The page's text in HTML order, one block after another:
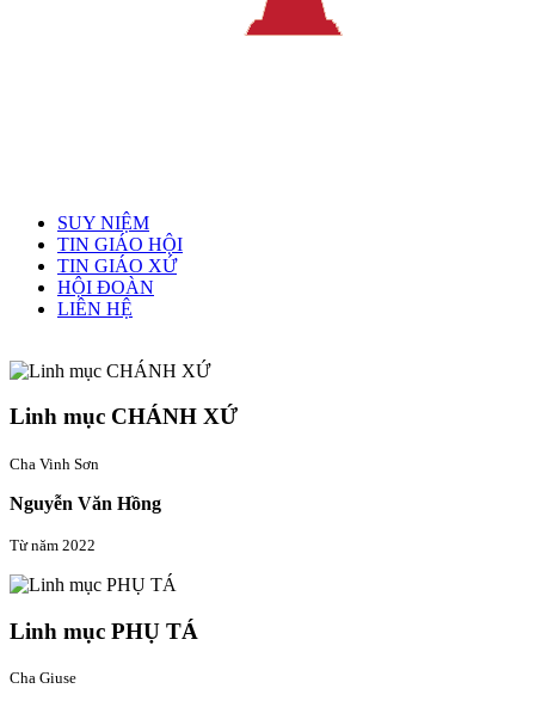
SUY NIỆM
TIN GIÁO HỘI
TIN GIÁO XỨ
HỘI ĐOÀN
LIÊN HỆ
Linh mục CHÁNH XỨ
Cha Vinh Sơn
Nguyễn Văn Hồng
Từ năm 2022
Linh mục PHỤ TÁ
Cha Giuse